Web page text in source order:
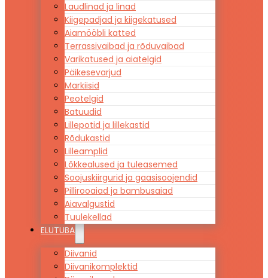
Laudlinad ja linad
Kiigepadjad ja kiigekatused
Aiamööbli katted
Terrassivaibad ja rõduvaibad
Varikatused ja aiatelgid
Päikesevarjud
Markiisid
Peotelgid
Batuudid
Lillepotid ja lillekastid
Rõdukastid
Lilleamplid
Lõkkealused ja tuleasemed
Soojuskiirgurid ja gaasisoojendid
Pillirooaiad ja bambusaiad
Aiavalgustid
Tuulekellad
ELUTUBA
Diivanid
Diivanikomplektid